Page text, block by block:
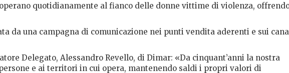
quotidianamente al fianco delle donne vittime di violenza,
da una campagna di comunicazione nei punti vendita aderenti e sui
Delegato, Alessandro Revello, di Dimar: «Da cinquant’anni la nostra
e ai territori in cui opera, mantenendo saldi i propri valori di